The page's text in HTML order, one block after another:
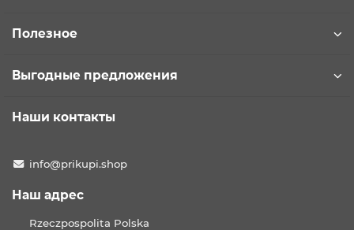
Полезное
Выгодные предложения
Наши контакты
info@prikupi.shop
Наш адрес
Rzeczpospolita Polska